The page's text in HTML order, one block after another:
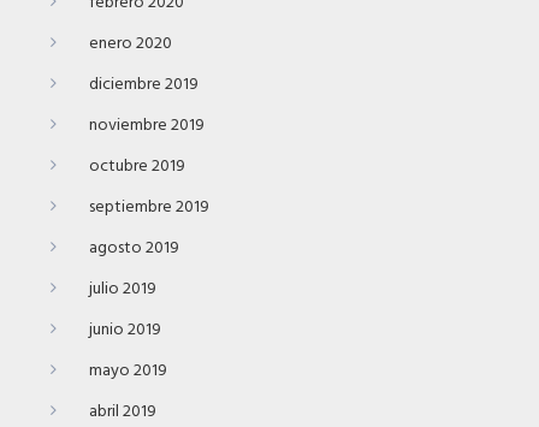
enero 2020
diciembre 2019
noviembre 2019
octubre 2019
septiembre 2019
agosto 2019
julio 2019
junio 2019
mayo 2019
abril 2019